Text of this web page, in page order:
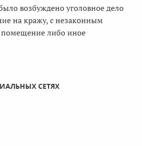
возбуждено уголовное дело
на кражу, с незаконным
либо иное
СЕТЯХ